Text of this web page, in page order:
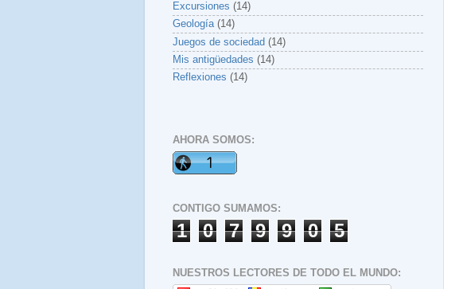
Excursiones (14)
Geología (14)
Juegos de sociedad (14)
Mis antigüedades (14)
Reflexiones (14)
AHORA SOMOS:
CONTIGO SUMAMOS:
1 0 7 9 9 0 5
NUESTROS LECTORES DE TODO EL MUNDO: